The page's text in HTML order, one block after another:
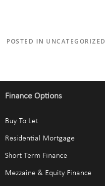
POSTED IN UNCATEGORIZED
Finance Options
Buy To Let
Residential Mortgage
Short Term Finance
Mezzaine & Equity Finance